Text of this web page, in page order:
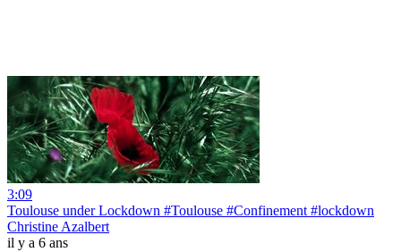
3:09
Toulouse under Lockdown #Toulouse #Confinement #lockdown
Christine Azalbert
il y a 6 ans